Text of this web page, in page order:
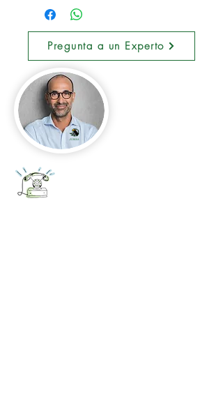
Pregunta a un Experto